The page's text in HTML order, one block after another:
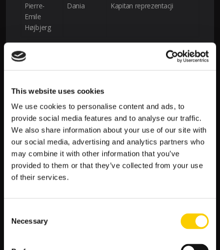
This website uses cookies
We use cookies to personalise content and ads, to
provide social media features and to analyse our traffic.
We also share information about your use of our site with
our social media, advertising and analytics partners who
may combine it with other information that you’ve
provided to them or that they’ve collected from your use
of their services.
Selection
Necessary
Pierre-
Emile
Højbjerg
Dania Kapitan reprezentacji
Reprezentowanie Tottenham Hotspur na arenie
reprezentować mój klub i kraj na największych
turniejach i rywalizować z najlepszymi piłkarzami
świata. To niesamowite doświadczenie, które
motywuje mnie do jeszcze większego
zaangażowania i ciężkiej pracy. – Harry Kane
Akademia Tottenham Hotspur
jakości szkolenie piłkarskie, które pomaga młodzieży rozwijać
się zarówno na boisku, jak i poza nim. Naszym celem jest